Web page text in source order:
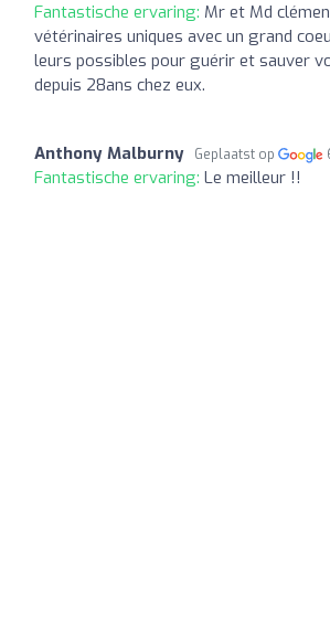
Fantastische ervaring: Mr et Md
vétérinaires uniques avec un grand
leurs possibles pour guérir et sauver
depuis 28ans chez eux.
Anthony Malburny Geplaatst op
Fantastische ervaring: Le meilleur !!